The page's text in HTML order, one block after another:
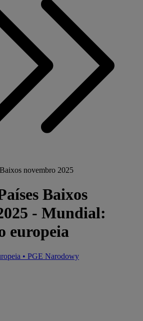
novembro 2025
Baixos
- Mundial:
europeia
• PGE Narodowy